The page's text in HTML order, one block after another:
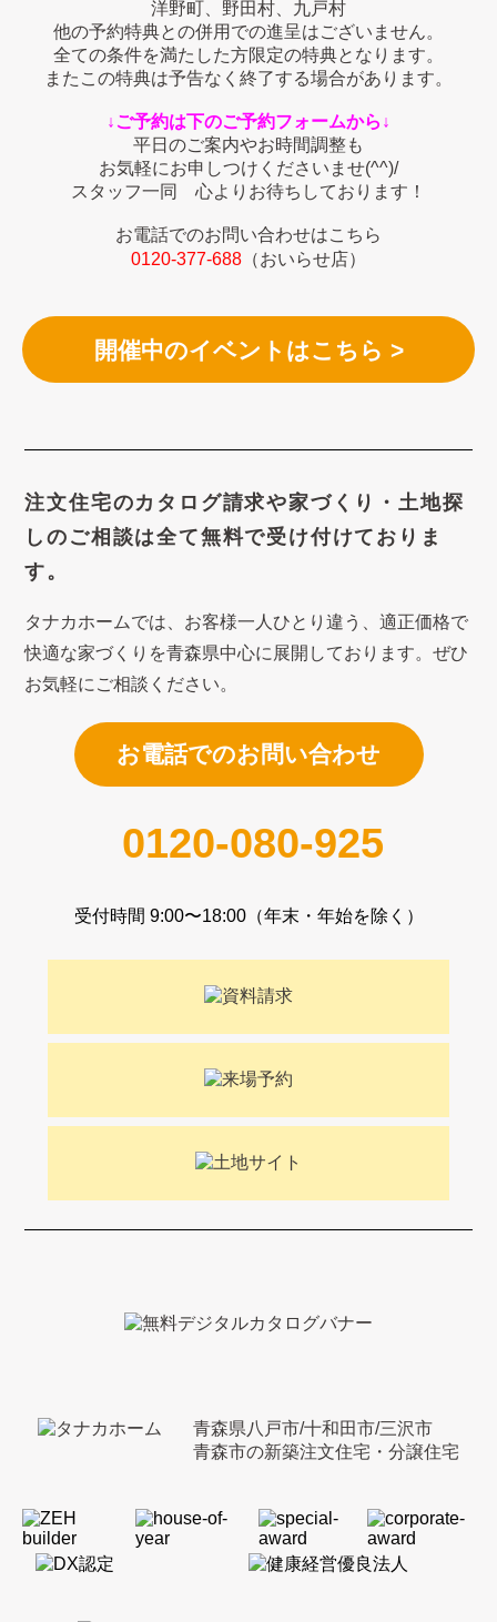
洋野町、野田村、九戸村
他の予約特典との併用での進呈はございません。
全ての条件を満たした方限定の特典となります。
またこの特典は予告なく終了する場合があります。
↓ご予約は下のご予約フォームから↓
平日のご案内やお時間調整も
お気軽にお申しつけくださいませ(^^)/
スタッフ一同 心よりお待ちしております！
お電話でのお問い合わせはこちら
0120-377-688 （おいらせ店）
開催中のイベントはこちら >
注文住宅のカタログ請求や家づくり・土地探
しのご相談は全て無料で受け付けておりま
す。
タナカホームでは、お客様一人ひとり違う、適正価格で
快適な家づくり を青森県中心に展開しております。ぜひ
お気軽にご相談ください。
お電話でのお問い合わせ
0120-080-925
受付時間 9:00〜18:00（年末・年始を除く）
青森県八戸市/十和田市/三沢市
青森市の新築注文住宅・分譲住宅